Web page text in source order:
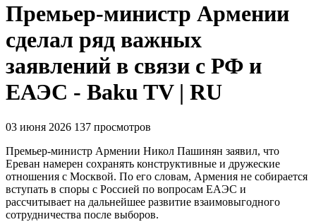
Премьер-министр Армении
сделал ряд важных
заявлений в связи с РФ и
ЕАЭС - Baku TV | RU
03 июня 2026 137 просмотров
Премьер-министр Армении Никол Пашинян заявил, что
Ереван намерен сохранять конструктивные и дружеские
отношения с Москвой. По его словам, Армения не собирается
вступать в споры с Россией по вопросам ЕАЭС и
рассчитывает на дальнейшее развитие взаимовыгодного
сотрудничества после выборов.